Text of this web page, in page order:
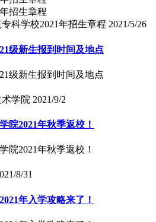
科学校2021年招生章程 2021/5/26
级新生报到时间及地点
级新生报到时间及地点
学院 2021/9/2
院2021年秋季返校！
院2021年秋季返校！
8/31
年入学攻略来了！